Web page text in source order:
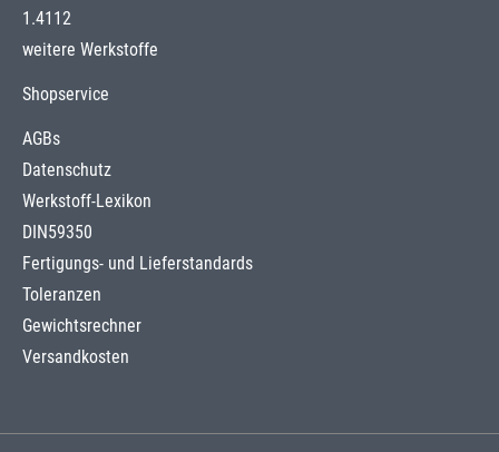
1.4112
weitere Werkstoffe
Shopservice
AGBs
Datenschutz
Werkstoff-Lexikon
DIN59350
Fertigungs- und Lieferstandards
Toleranzen
Gewichtsrechner
Versandkosten